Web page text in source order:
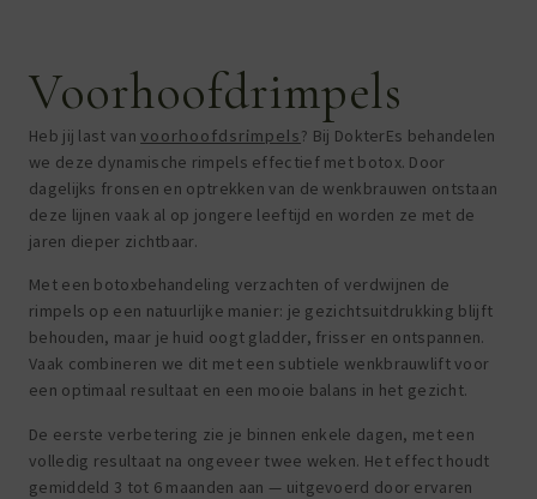
Voorhoofdrimpels
Heb jij last vanvoorhoofdsrimpels? Bij DokterEs behandelen
we deze dynamische rimpels effectief met botox. Door
dagelijks fronsen en optrekken van de wenkbrauwen ontstaan
deze lijnen vaak al op jongere leeftijd en worden ze met de
jaren dieper zichtbaar.
Met een botoxbehandeling verzachten of verdwijnen de
rimpels op een natuurlijke manier: je gezichtsuitdrukking blijft
behouden, maar je huid oogt gladder, frisser en ontspannen.
Vaak combineren we dit met een subtiele wenkbrauwlift voor
een optimaal resultaat en een mooie balans in het gezicht.
De eerste verbetering zie je binnen enkele dagen, met een
volledig resultaat na ongeveer twee weken. Het effect houdt
gemiddeld 3 tot 6 maanden aan — uitgevoerd door ervaren